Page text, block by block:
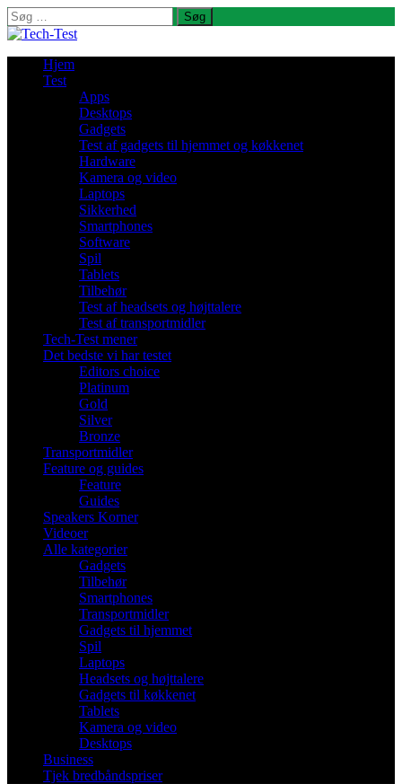
Søg
efter:
Hjem
Test
Apps
Desktops
Gadgets
Test af gadgets til hjemmet og køkkenet
Hardware
Kamera og video
Laptops
Sikkerhed
Smartphones
Software
Spil
Tablets
Tilbehør
Test af headsets og højttalere
Test af transportmidler
Tech-Test mener
Det bedste vi har testet
Editors choice
Platinum
Gold
Silver
Bronze
Transportmidler
Feature og guides
Feature
Guides
Speakers Korner
Videoer
Alle kategorier
Gadgets
Tilbehør
Smartphones
Transportmidler
Gadgets til hjemmet
Spil
Laptops
Headsets og højttalere
Gadgets til køkkenet
Tablets
Kamera og video
Desktops
Business
Tjek bredbåndspriser